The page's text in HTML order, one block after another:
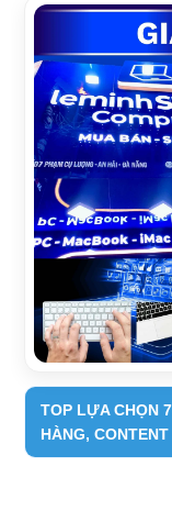
TOP LỰA CHỌN
HÀNG,